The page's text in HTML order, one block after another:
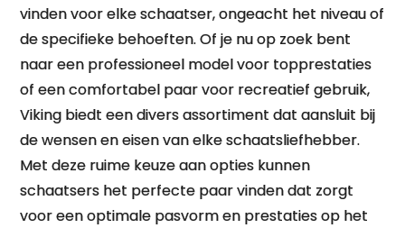
vinden voor elke schaatser, ongeacht het niveau of
de specifieke behoeften. Of je nu op zoek bent
naar een professioneel model voor topprestaties
of een comfortabel paar voor recreatief gebruik,
Viking biedt een divers assortiment dat aansluit bij
de wensen en eisen van elke schaatsliefhebber.
Met deze ruime keuze aan opties kunnen
schaatsers het perfecte paar vinden dat zorgt
voor een optimale pasvorm en prestaties op het